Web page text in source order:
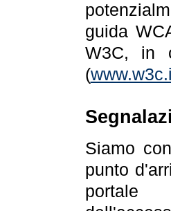
guida
W3C, in
(
Siamo
punto
portale